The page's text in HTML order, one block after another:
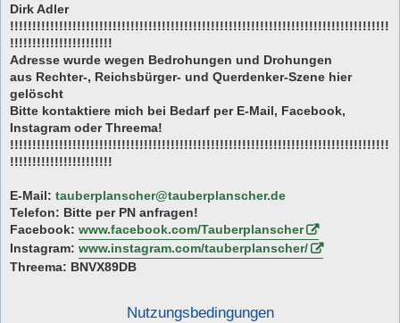
Dirk Adler
!!!!!!!!!!!!!!!!!!!!!!!!!!!!!!!!!!!!!!!!!!!!!!!!!!!!!!!!!!!!!!!!!!!!!!!!!!!!!!!!!!!!!
!!!!!!!!!!!!!!!!!!!!!!!
Adresse wurde wegen Bedrohungen und Drohungen
aus Rechter-, Reichsbürger- und Querdenker-Szene hier
gelöscht
Bitte kontaktiere mich bei Bedarf per E-Mail, Facebook,
Instagram oder Threema!
!!!!!!!!!!!!!!!!!!!!!!!!!!!!!!!!!!!!!!!!!!!!!!!!!!!!!!!!!!!!!!!!!!!!!!!!!!!!!!!!!!!!!
!!!!!!!!!!!!!!!!!!!!!!!
E-Mail: tauberplanscher@tauberplanscher.de
Telefon: Bitte per PN anfragen!
Facebook: www.facebook.com/Tauberplanscher
Instagram: www.instagram.com/tauberplanscher/
Threema: BNVX89DB
Nutzungsbedingungen